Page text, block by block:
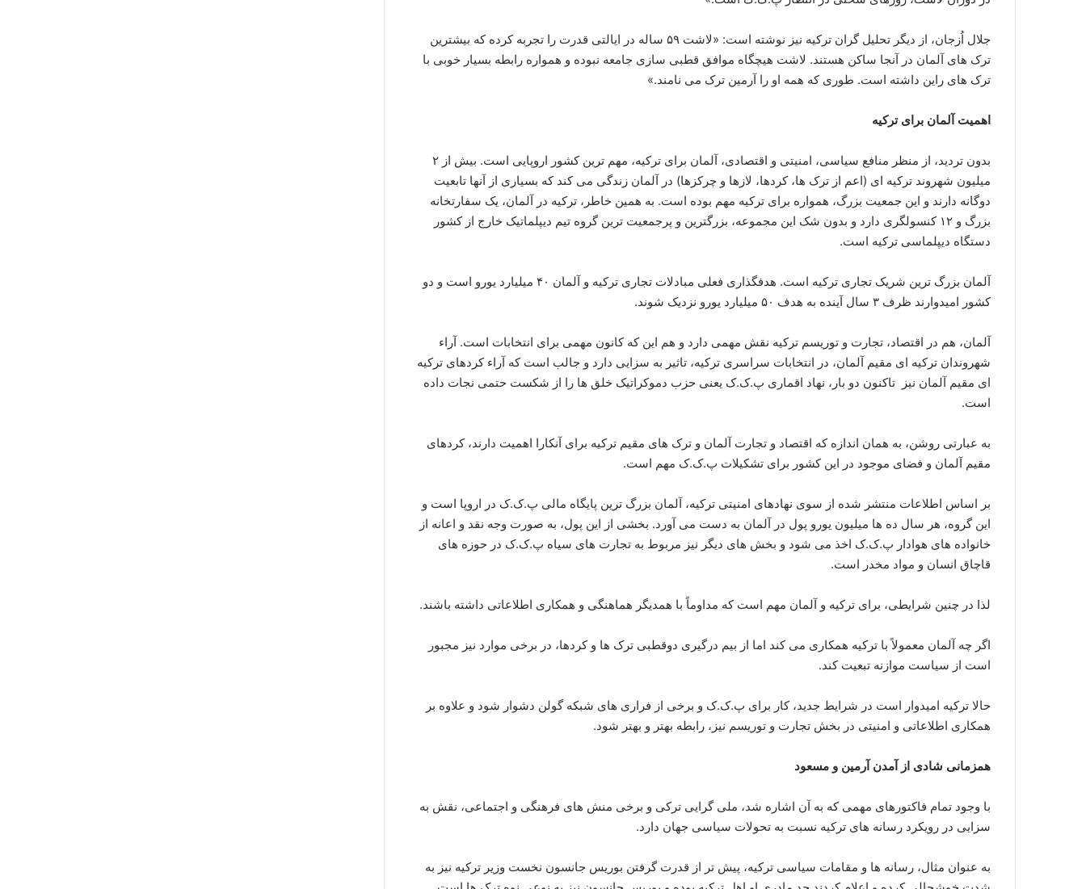
جلال اُزجان، از دیگر تحلیل گران ترکیه نیز نوشته است: «لاشت ۵۹ ساله در ایالتی قدرت را تجربه کرده که بیشترین
ترک های آلمان در آنجا ساکن هستند. لاشت هیچگاه موافق قطبی سازی جامعه نبوده و همواره رابطه بسیار خوبی با
ترک های راین داشته است. طوری که همه او را آرمین ترک می نامند.»
اهمیت آلمان برای ترکیه
بدون تردید، از منظر منافع سیاسی، امنیتی و اقتصادی، آلمان برای ترکیه، مهم ترین کشور اروپایی است. بیش از ۲
میلیون شهروند ترکیه ای (اعم از ترک ها، کردها، لازها و چرکزها) در آلمان زندگی می کند که بسیاری از آنها تابعیت
دوگانه دارند و این جمعیت بزرگ، همواره برای ترکیه مهم بوده است. به همین خاطر، ترکیه در آلمان، یک سفارتخانه
بزرگ و ۱۲ کنسولگری دارد و بدون شک این مجموعه، بزرگترین و پرجمعیت ترین گروه تیم دیپلماتیک خارج از کشور
دستگاه دیپلماسی ترکیه است.
آلمان بزرگ ترین شریک تجاری ترکیه است. هدفگذاری فعلی مبادلات تجاری ترکیه و آلمان ۴۰ میلیارد یورو است و دو
کشور امیدوارند ظرف ۳ سال آینده به هدف ۵۰ میلیارد یورو نزدیک شوند.
آلمان، هم در اقتصاد، تجارت و توریسم ترکیه نقش مهمی دارد و هم این که کانون مهمی برای انتخابات است. آراء
شهروندان ترکیه ای مقیم آلمان، در انتخابات سراسری ترکیه، تاثیر به سزایی دارد و جالب است که آراء کردهای ترکیه
ای مقیم آلمان نیز تاکنون دو بار، نهاد اقماری پ.ک.ک یعنی حزب دموکراتیک خلق ها را از شکست حتمی نجات داده
است.
به عبارتی روشن، به همان اندازه که اقتصاد و تجارت آلمان و ترک های مقیم ترکیه برای آنکارا اهمیت دارند، کردهای
مقیم آلمان و فضای موجود در این کشور برای تشکیلات پ.ک.ک مهم است.
بر اساس اطلاعات منتشر شده از سوی نهادهای امنیتی ترکیه، آلمان بزرگ ترین پایگاه مالی پ.ک.ک در اروپا است و
این گروه، هر سال ده ها میلیون یورو پول در آلمان به دست می آورد. بخشی از این پول، به صورت وجه نقد و اعانه از
خانواده های هوادار پ.ک.ک اخذ می شود و بخش های دیگر نیز مربوط به تجارت های سیاه پ.ک.ک در حوزه های
قاچاق انسان و مواد مخدر است.
لذا در چنین شرایطی، برای ترکیه و آلمان مهم است که مداوماً با همدیگر هماهنگی و همکاری اطلاعاتی داشته باشند.
اگر چه آلمان معمولاً با ترکیه همکاری می کند اما از بیم درگیری دوقطبی ترک ها و کردها، در برخی موارد نیز مجبور
است از سیاست موازنه تبعیت کند.
حالا ترکیه امیدوار است در شرایط جدید، کار برای پ.ک.ک و برخی از فراری های شبکه گولن دشوار شود و علاوه بر
همکاری اطلاعاتی و امنیتی در بخش تجارت و توریسم نیز، رابطه بهتر و بهتر شود.
همزمانی شادی از آمدن آرمین و مسعود
با وجود تمام فاکتورهای مهمی که به آن اشاره شد، ملی گرایی ترکی و برخی منش های فرهنگی و اجتماعی، نقش به
سزایی در رویکرد رسانه های ترکیه نسبت به تحولات سیاسی جهان دارد.
به عنوان مثال، رسانه ها و مقامات سیاسی ترکیه، پیش تر از قدرت گرفتن بوریس جانسون نخست وزیر ترکیه نیز به